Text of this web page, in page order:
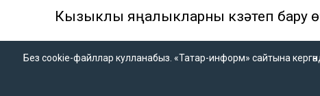
Кызыклы яңалыкларны күзәтеп бару
Без cookie-файллар кулланабыз. «Татар-информ» сайтына кергәндә